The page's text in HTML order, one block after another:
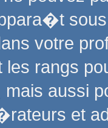
votre
les rangs
aussi
et